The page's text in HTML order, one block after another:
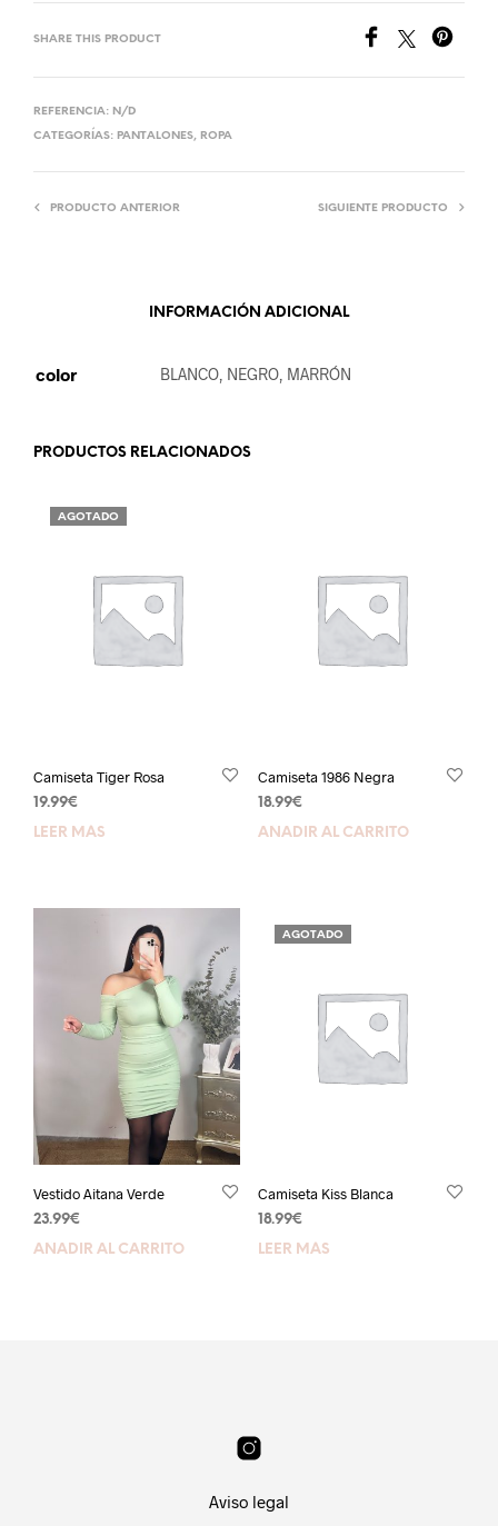
SHARE THIS PRODUCT
REFERENCIA: N/D
CATEGORÍAS: PANTALONES, ROPA
PRODUCTO ANTERIOR SIGUIENTE PRODUCTO
INFORMACIÓN ADICIONAL
color BLANCO, NEGRO, MARRÓN
PRODUCTOS RELACIONADOS
AGOTADO
Camiseta Tiger Rosa
19.99€
LEER MÁS
Camiseta 1986 Negra
18.99€
AÑADIR AL CARRITO
Vestido Aitana Verde
23.99€
AÑADIR AL CARRITO
AGOTADO
Camiseta Kiss Blanca
18.99€
LEER MÁS
Aviso legal